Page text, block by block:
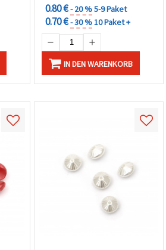
0.80 €- 20 %5-9 Paket
0.70 €- 30 %10 Paket +
IN DEN WARENKORB